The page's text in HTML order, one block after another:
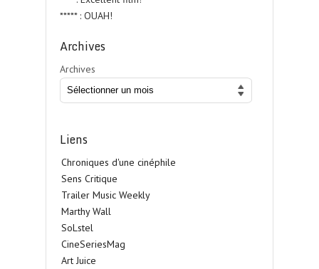
***** : OUAH!
Archives
Archives
Liens
Chroniques d'une cinéphile
Sens Critique
Trailer Music Weekly
Marthy Wall
SoLstel
CineSeriesMag
Art Juice